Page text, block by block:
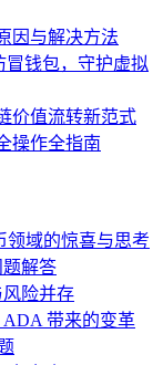
因与解决方法
冒钱包，守护虚拟
价值流转新范式
操作全指南
领域的惊喜与思考
题解答
险并存
ADA 带来的变革